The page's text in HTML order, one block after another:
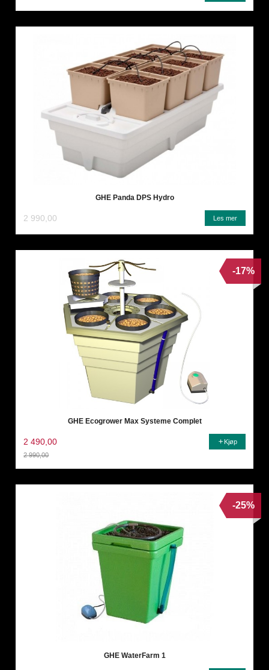
GHE Panda DPS Hydro
2 990,00 Les mer
GHE Ecogrower Max Systeme Complet
2 490,00
2 990,00
-17%
Kjøp
GHE WaterFarm 1
-25%